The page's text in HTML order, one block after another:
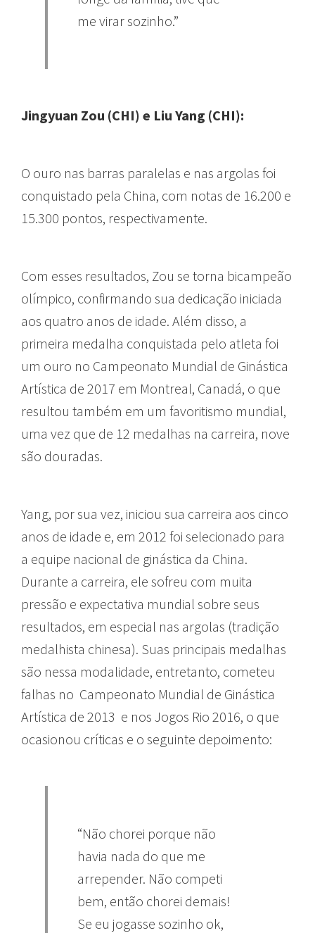
me virar sozinho.”
Jingyuan Zou (CHI) e Liu Yang (CHI):
O ouro nas barras paralelas e nas argolas foi
conquistado pela China, com notas de 16.200 e
15.300 pontos, respectivamente.
Com esses resultados, Zou se torna bicampeão
olímpico, confirmando sua dedicação iniciada
aos quatro anos de idade. Além disso, a
primeira medalha conquistada pelo atleta foi
um ouro no Campeonato Mundial de Ginástica
Artística de 2017 em Montreal, Canadá, o que
resultou também em um favoritismo mundial,
uma vez que de 12 medalhas na carreira, nove
são douradas.
Yang, por sua vez, iniciou sua carreira aos cinco
anos de idade e, em 2012 foi selecionado para
a equipe nacional de ginástica da China.
Durante a carreira, ele sofreu com muita
pressão e expectativa mundial sobre seus
resultados, em especial nas argolas (tradição
medalhista chinesa). Suas principais medalhas
são nessa modalidade, entretanto, cometeu
falhas no Campeonato Mundial de Ginástica
Artística de 2013 e nos Jogos Rio 2016, o que
ocasionou críticas e o seguinte depoimento:
“Não chorei porque não
havia nada do que me
arrepender. Não competi
bem, então chorei demais!
Se eu jogasse sozinho ok,